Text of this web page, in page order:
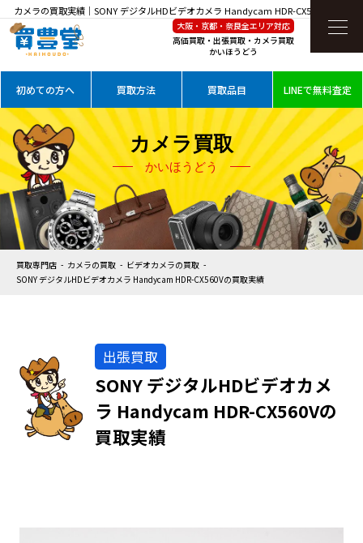
カメラの買取実績｜SONY デジタルHDビデオカメラ Handycam HDR-CX560Vを高価買
取
大阪・京都・奈良全エリア対応
高価買取・出張買取・カメラ買取
かいほうどう
初めての方へ 買取方法 買取品目 LINEで無料査定
カメラ買取
かいほうどう
買取専門店 カメラの買取
ビデオカメラの買取
SONY デジタルHDビデオカメラ Handycam HDR-CX560Vの買取実績
出張買取
SONY デジタルHDビデオカメ
ラ Handycam HDR-CX560Vの
買取実績